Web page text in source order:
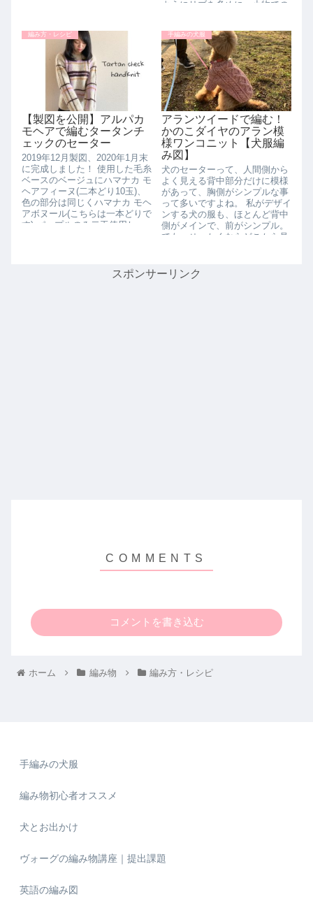
ようにリブを多めに。小物での
編み方・レシピ
【製図を公開】アルパカ
モヘアで編むタータンチ
ェックのセーター
2019年12月製図、2020年1月末
に完成しました！ 使用した毛糸
ベースのベージュにハマナカ モ
ヘアフィーヌ(二本どり10玉)、
色の部分は同じくハマナカ モヘ
アボヌール(こちらは一本どりで
す) パープルのみ二玉使用し、
手編みの犬服
アランツイードで編む！
かのこダイヤのアラン模
様ワンコニット【犬服編
み図】
犬のセーターって、人間側から
よく見える背中部分だけに模様
があって、胸側がシンプルな事
って多いですよね。 私がデザイ
ンする犬の服も、ほとんど背中
側がメインで、前がシンプル。
でも、せっかくならどこから見
スポンサーリンク
コメントを書き込む
ホーム 編み物 編み方・レシピ
手編みの犬服
編み物初心者オススメ
犬とお出かけ
ヴォーグの編み物講座｜提出課題
英語の編み図